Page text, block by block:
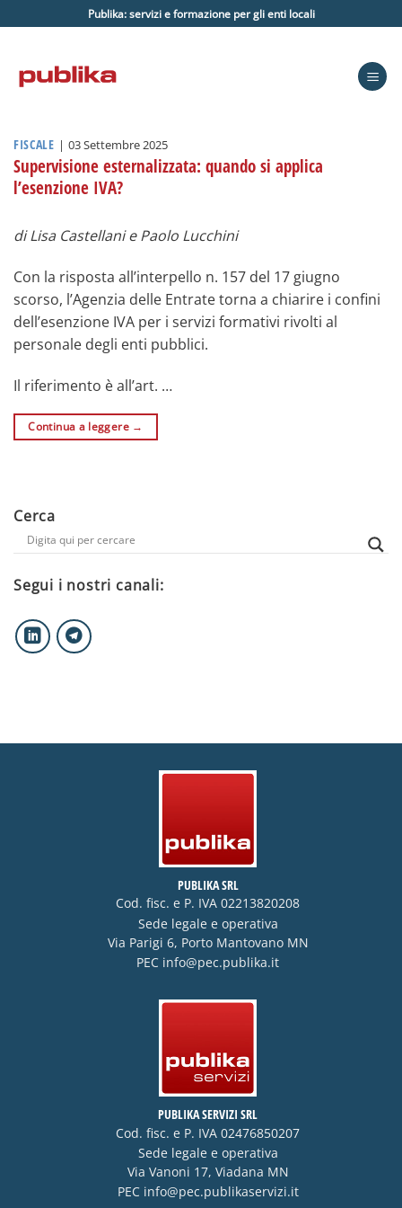
ai
Publika: servizi e formazione per gli enti locali
FISCALE | 03 Settembre 2025
Supervisione esternalizzata: quando si applica
l’esenzione IVA?
di Lisa Castellani e Paolo Lucchini
Con la risposta all’interpello n. 157 del 17 giugno
scorso, l’Agenzia delle Entrate torna a chiarire i confini
dell’esenzione IVA per i servizi formativi rivolti al
personale degli enti pubblici.
Il riferimento è all’art. …
Continua a leggere →
Cerca
Segui i nostri canali:
PUBLIKA SRL
Cod. fisc. e P. IVA 02213820208
Sede legale e operativa
Via Parigi 6, Porto Mantovano MN
PEC info@pec.publika.it
PUBLIKA SERVIZI SRL
Cod. fisc. e P. IVA 02476850207
Sede legale e operativa
Via Vanoni 17, Viadana MN
PEC info@pec.publikaservizi.it